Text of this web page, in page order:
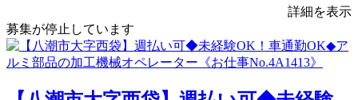
詳細を表示
募集が停止しています